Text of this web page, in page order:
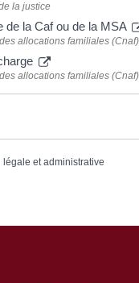
la justice
de la Caf ou de la MSA
allocations familiales (Cnaf)
allocations familiales (Cnaf)
et administrative